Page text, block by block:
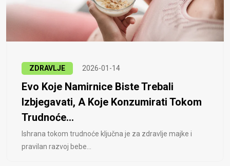
ZDRAVLJE 2026-01-14
Evo Koje Namirnice Biste Trebali
Izbjegavati, A Koje Konzumirati Tokom
Trudnoće...
Ishrana tokom trudnoće ključna je za zdravlje majke i
pravilan razvoj bebe...